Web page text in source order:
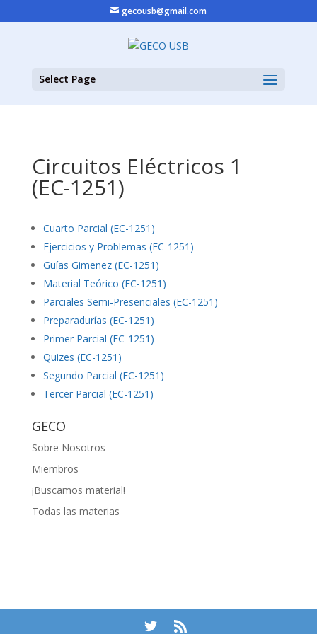
gecousb@gmail.com
Select Page
Circuitos Eléctricos 1
(EC-1251)
Cuarto Parcial (EC-1251)
Ejercicios y Problemas (EC-1251)
Guías Gimenez (EC-1251)
Material Teórico (EC-1251)
Parciales Semi-Presenciales (EC-1251)
Preparadurías (EC-1251)
Primer Parcial (EC-1251)
Quizes (EC-1251)
Segundo Parcial (EC-1251)
Tercer Parcial (EC-1251)
GECO
Sobre Nosotros
Miembros
¡Buscamos material!
Todas las materias